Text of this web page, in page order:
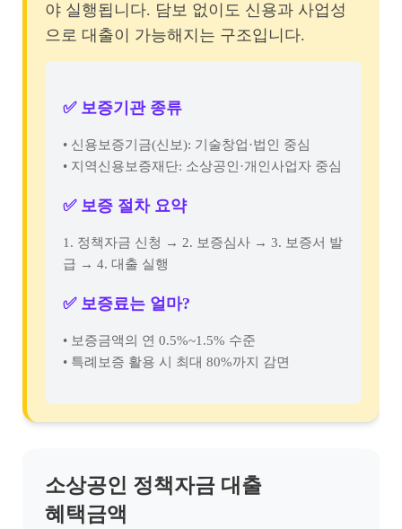
야 실행됩니다. 담보 없이도 신용과 사업성
으로 대출이 가능해지는 구조입니다.
✅ 보증기관 종류
• 신용보증기금(신보): 기술창업·법인 중심
• 지역신용보증재단: 소상공인·개인사업자 중심
✅ 보증 절차 요약
1. 정책자금 신청 → 2. 보증심사 → 3. 보증서 발
급 → 4. 대출 실행
✅ 보증료는 얼마?
• 보증금액의 연 0.5%~1.5% 수준
• 특례보증 활용 시 최대 80%까지 감면
소상공인 정책자금 대출
혜택금액